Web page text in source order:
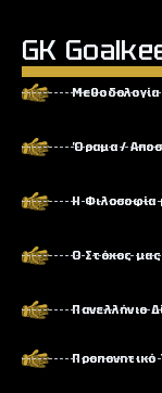
GK
Όραμα /
Η Φιλοσοφία
Ο Στόχος μας
Πανελλήνιο
Προπονητικό